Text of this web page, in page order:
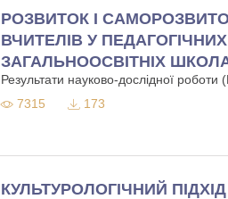
РОЗВИТОК І
ВЧИТЕЛІВ У
ЗАГАЛЬНООСВІТНІХ
Результати науково-дослідної роботи
7315
173
КУЛЬТУРОЛОГІЧНИЙ